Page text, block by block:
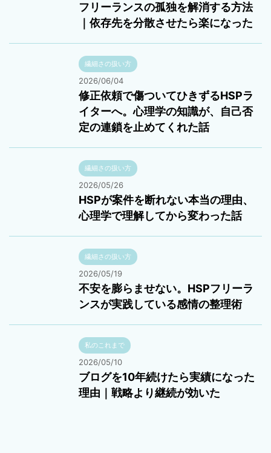
フリーランスの孤独を解消する方法
｜依存先を分散させたら楽になった
繊細さの扱い方
2026/06/04
修正依頼で傷ついてひきずるHSPラ
イターへ。心理学の知識が、自己否
定の連鎖を止めてくれた話
繊細さの扱い方
2026/05/26
HSPが案件を断れない本当の理由、
心理学で理解してから変わった話
繊細さの扱い方
2026/05/19
不安を膨らませない。HSPフリーラ
ンスが実践している感情の整理術
私のこれまで
2026/05/10
ブログを10年続けたら実績になった
理由｜戦略より継続が効いた